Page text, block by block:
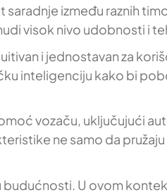
između raznih
visok nivo udobnosti i
i jednostavan za
inteligenciju kako bi
vozaču, uključujući
ne samo da
budućnosti. U ovom